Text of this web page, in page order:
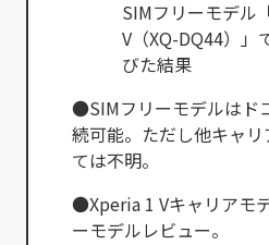
SIMフリーモデル
V（XQ-DQ44）」
びた結果
●SIMフリーモデルはド
続可能。ただし他キャ
ては不明。
●Xperia 1 Vキャリアモ
ーモデルレビュー。